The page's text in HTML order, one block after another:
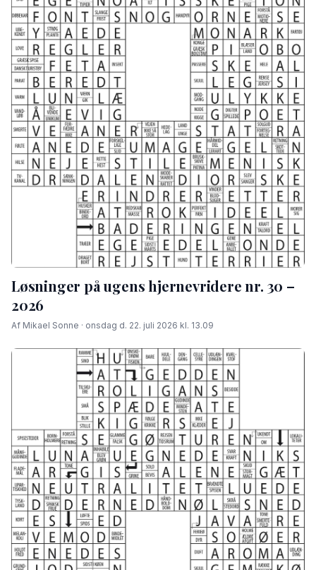
Løsninger på ugens hjernevridere nr. 30 –
2026
Af Mikael Sonne · onsdag d. 22. juli 2026 kl. 13.09